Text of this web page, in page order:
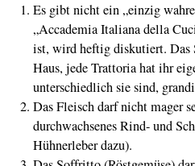
Es gibt nicht ein „einzig
„Accademia Italiana della
ist, wird heftig diskutiert. Das
Haus, jede Trattoria hat ihr
unterschiedlich sie sind,
Das Fleisch darf nicht mager
durchwachsenes Rind- und
Hühnerleber dazu).